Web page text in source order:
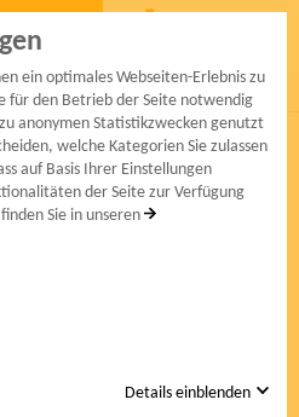
service kontakt
ein optimales Webseiten-Erlebnis zu
für den Betrieb der Seite notwendig
anonymen Statistikzwecken genutzt
welche Kategorien Sie zulassen
auf Basis Ihrer Einstellungen
der Seite zur Verfügung
Sie in unseren
Details einblenden